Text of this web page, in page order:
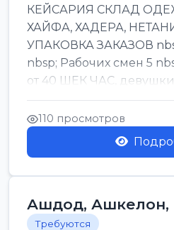
КЕЙСАРИЯ СКЛАД
ХАЙФА, ХАДЕРА,
УПАКОВКА ЗАКАЗОВ
nbsp; Рабочих смен 5
от 40 ШЕК ЧАС,
БОНУСЫ 1500 ШЕК ...
110 просмотров
Ашдод, Ашкелон,
Требуются